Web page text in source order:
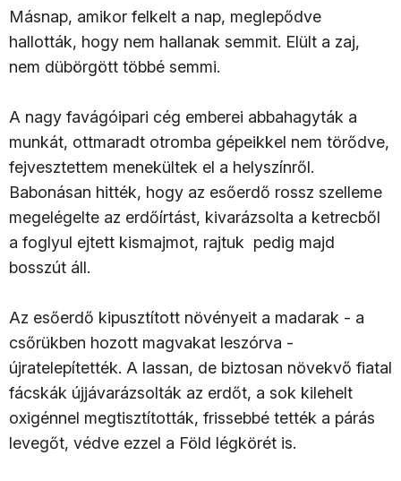
Másnap, amikor felkelt a nap, meglepődve
hallották, hogy nem hallanak semmit. Elült a zaj,
nem dübörgött többé semmi.
A nagy favágóipari cég emberei abbahagyták a
munkát, ottmaradt otromba gépeikkel nem törődve,
fejvesztettem menekültek el a helyszínről.
Babonásan hitték, hogy az esőerdő rossz szelleme
megelégelte az erdőírtást, kivarázsolta a ketrecből
a foglyul ejtett kismajmot, rajtuk pedig majd
bosszút áll.
Az esőerdő kipusztított növényeit a madarak - a
csőrükben hozott magvakat leszórva -
újratelepítették. A lassan, de biztosan növekvő fiatal
fácskák újjávarázsolták az erdőt, a sok kilehelt
oxigénnel megtisztították, frissebbé tették a párás
levegőt, védve ezzel a Föld légkörét is.